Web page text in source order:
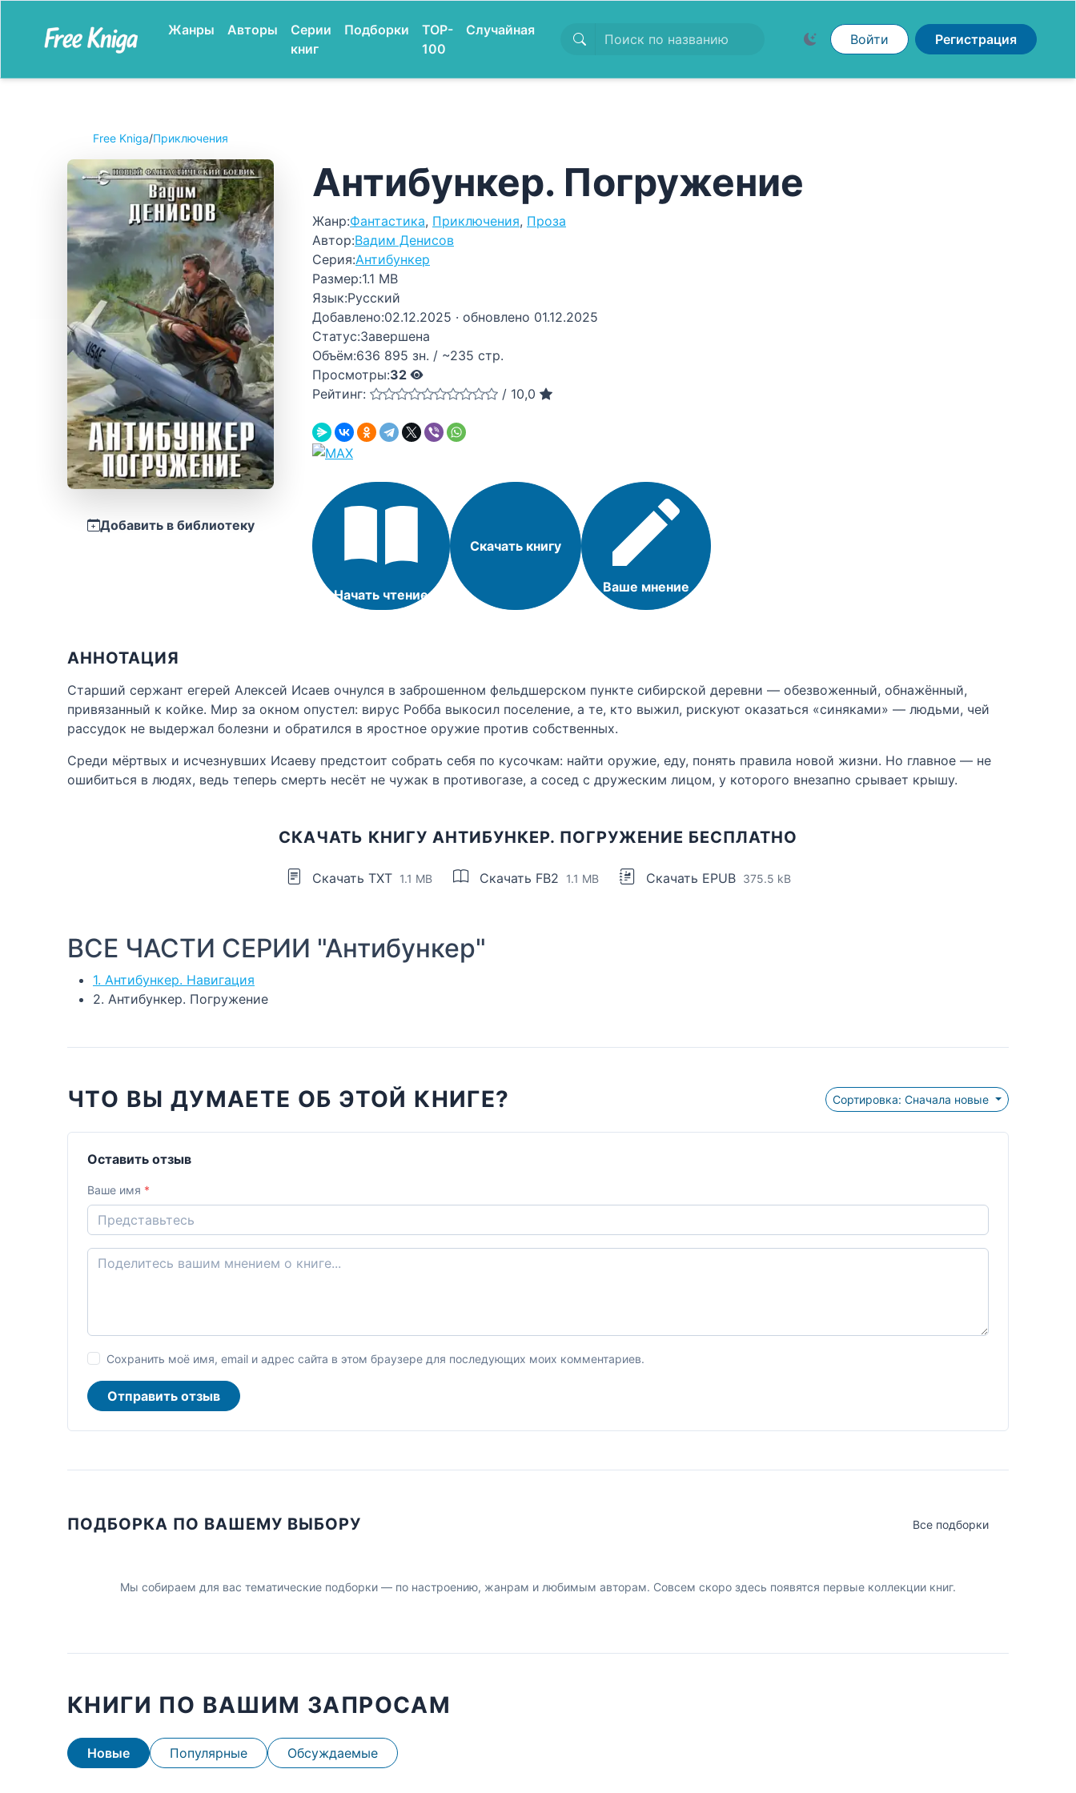
Жанры Авторы
Серии
книг
Подборки
TOP-
100
Случайная
Войти Регистрация
Free Kniga/Приключения
Добавить в библиотеку
Антибункер. Погружение
Жанр:Фантастика, Приключения, Проза
Автор:Вадим Денисов
Серия:Антибункер
Размер:1.1 MB
Язык:Русский
Добавлено:02.12.2025 · обновлено 01.12.2025
Статус:Завершена
Объём:636 895 зн. / ~235 стр.
Просмотры:32
Рейтинг:
/ 10,0
Начать чтение
Скачать книгу
Ваше мнение
АННОТАЦИЯ
Старший сержант егерей Алексей Исаев очнулся в заброшенном фельдшерском пункте сибирской деревни — обезвоженный, обнажённый,
привязанный к койке. Мир за окном опустел: вирус Робба выкосил поселение, а те, кто выжил, рискуют оказаться «синяками» — людьми, чей
рассудок не выдержал болезни и обратился в яростное оружие против собственных.
Среди мёртвых и исчезнувших Исаеву предстоит собрать себя по кусочкам: найти оружие, еду, понять правила новой жизни. Но главное — не
ошибиться в людях, ведь теперь смерть несёт не чужак в противогазе, а сосед с дружеским лицом, у которого внезапно срывает крышу.
СКАЧАТЬ КНИГУ АНТИБУНКЕР. ПОГРУЖЕНИЕ БЕСПЛАТНО
Скачать TXT 1.1 MB Скачать FB2 1.1 MB Скачать EPUB 375.5 kB
ВСЕ ЧАСТИ СЕРИИ "Антибункер"
1. Антибункер. Навигация
2. Антибункер. Погружение
ЧТО ВЫ ДУМАЕТЕ ОБ ЭТОЙ КНИГЕ? Сортировка: Сначала новые
Оставить отзыв
Ваше имя *
Сохранить моё имя, email и адрес сайта в этом браузере для последующих моих комментариев.
Отправить отзыв
ПОДБОРКА ПО ВАШЕМУ ВЫБОРУ Все подборки
Мы собираем для вас тематические подборки — по настроению, жанрам и любимым авторам. Совсем скоро здесь появятся первые коллекции книг.
КНИГИ ПО ВАШИМ ЗАПРОСАМ
Новые Популярные Обсуждаемые